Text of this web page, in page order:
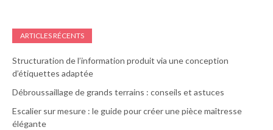
ARTICLES RÉCENTS
Structuration de l’information produit via une conception
d’étiquettes adaptée
Débroussaillage de grands terrains : conseils et astuces
Escalier sur mesure : le guide pour créer une pièce maîtresse
élégante